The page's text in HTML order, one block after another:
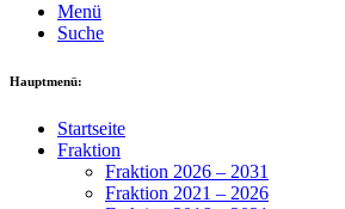
Menü
Suche
Hauptmenü:
Startseite
Fraktion
Fraktion 2026 – 2031
Fraktion 2021 – 2026